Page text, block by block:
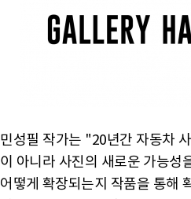
민성필 작가는 "20년간 자동차
이 아니라 사진의 새로운 가능
어떻게 확장되는지 작품을 통해